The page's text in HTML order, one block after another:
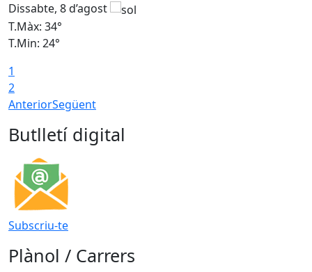
Dissabte, 8 d’agost
T.Màx: 34°
T.Min: 24°
1
2
AnteriorSegüent
Butlletí digital
Subscriu-te
Plànol / Carrers